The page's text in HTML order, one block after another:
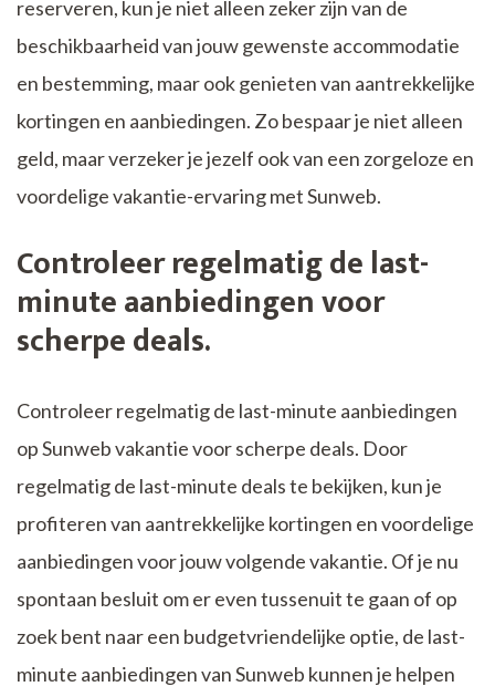
reserveren, kun je niet alleen zeker zijn van de
beschikbaarheid van jouw gewenste accommodatie
en bestemming, maar ook genieten van aantrekkelijke
kortingen en aanbiedingen. Zo bespaar je niet alleen
geld, maar verzeker je jezelf ook van een zorgeloze en
voordelige vakantie-ervaring met Sunweb.
Controleer regelmatig de last-
minute aanbiedingen voor
scherpe deals.
Controleer regelmatig de last-minute aanbiedingen
op Sunweb vakantie voor scherpe deals. Door
regelmatig de last-minute deals te bekijken, kun je
profiteren van aantrekkelijke kortingen en voordelige
aanbiedingen voor jouw volgende vakantie. Of je nu
spontaan besluit om er even tussenuit te gaan of op
zoek bent naar een budgetvriendelijke optie, de last-
minute aanbiedingen van Sunweb kunnen je helpen